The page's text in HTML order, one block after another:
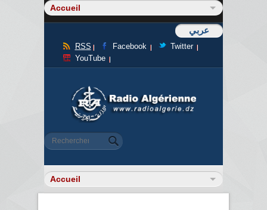
عربي
RSS Facebook
Twitter
YouTube
Formulaire de recherche
Rechercher